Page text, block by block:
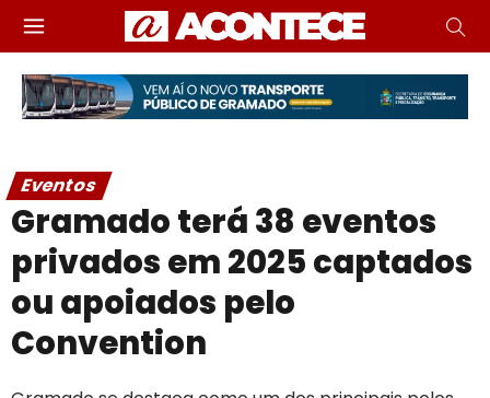
Eventos
Gramado terá 38 eventos
privados em 2025 captados
ou apoiados pelo
Convention